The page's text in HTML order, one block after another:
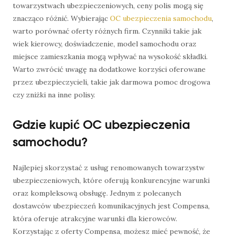
towarzystwach ubezpieczeniowych, ceny polis mogą się
znacząco różnić. Wybierając OC ubezpieczenia samochodu,
warto porównać oferty różnych firm. Czynniki takie jak
wiek kierowcy, doświadczenie, model samochodu oraz
miejsce zamieszkania mogą wpływać na wysokość składki.
Warto zwrócić uwagę na dodatkowe korzyści oferowane
przez ubezpieczycieli, takie jak darmowa pomoc drogowa
czy zniżki na inne polisy.
Gdzie kupić OC ubezpieczenia
samochodu?
Najlepiej skorzystać z usług renomowanych towarzystw
ubezpieczeniowych, które oferują konkurencyjne warunki
oraz kompleksową obsługę. Jednym z polecanych
dostawców ubezpieczeń komunikacyjnych jest Compensa,
która oferuje atrakcyjne warunki dla kierowców.
Korzystając z oferty Compensa, możesz mieć pewność, że